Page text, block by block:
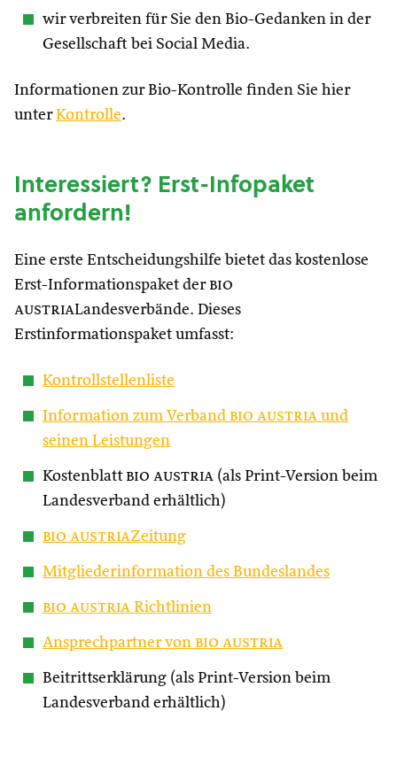
wir verbreiten für Sie den Bio-Gedanken in der
Gesellschaft bei Social Media.
Informationen zur Bio-Kontrolle finden Sie hier
unterKontrolle.
Interessiert? Erst-Infopaket
anfordern!
Eine erste Entscheidungshilfe bietet das kostenlose
Erst-Informationspaket der bio
austriaLandesverbände. Dieses
Erstinformationspaket umfasst:
Kontrollstellenliste
Information zum Verband bio austria und
seinen Leistungen
Kostenblatt bio austria (als Print-Version beim
Landesverband erhältlich)
bio austriaZeitung
Mitgliederinformation des Bundeslandes
bio austria Richtlinien
Ansprechpartner von bio austria
Beitrittserklärung (als Print-Version beim
Landesverband erhältlich)